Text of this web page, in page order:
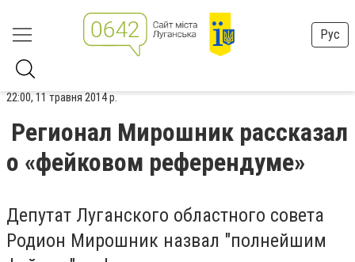
Рус
22:00, 11 травня 2014 р.
Регионал Мирошник рассказал
о «фейковом референдуме»
Депутат Луганского областного совета
Родион Мирошник назвал "полнейшим